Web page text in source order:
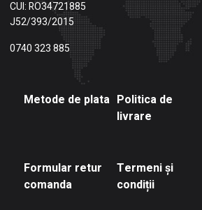
CUI: RO34721885
J52/393/2015
0740 323 885
Metode de plata Politica de
livrare
Formular retur
comanda
Termeni și
condiții